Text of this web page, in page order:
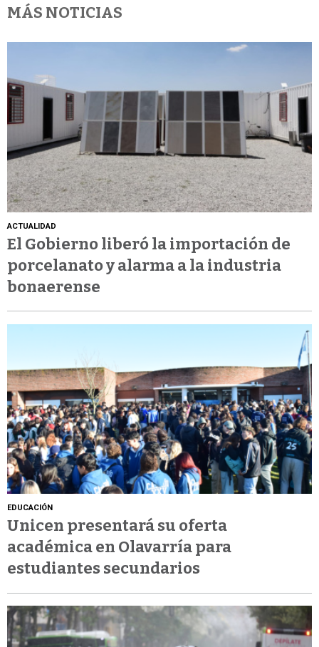
MÁS NOTICIAS
ACTUALIDAD
El Gobierno liberó la importación de
porcelanato y alarma a la industria
bonaerense
EDUCACIÓN
Unicen presentará su oferta
académica en Olavarría para
estudiantes secundarios